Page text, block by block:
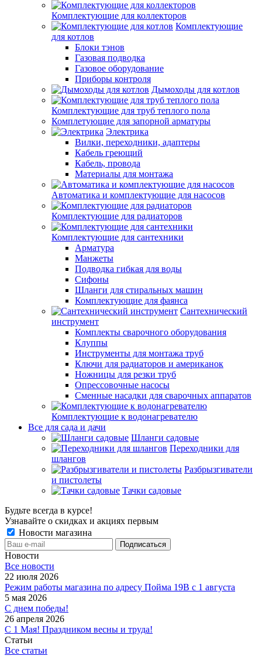
Комплектующие для коллекторов
Комплектующие
для котлов
Блоки тэнов
Газовая подводка
Газовое оборудование
Приборы контроля
Дымоходы для котлов
Комплектующие для труб теплого пола
Комплетующие для запорной арматуры
Электрика
Вилки, переходники, адаптеры
Кабель греющий
Кабель, провода
Материалы для монтажа
Автоматика и комплектующие для насосов
Комплектующие для радиаторов
Комплектующие для сантехники
Арматура
Манжеты
Подводка гибкая для воды
Сифоны
Шланги для стиральных машин
Комплектующие для фаянса
Сантехнический
инструмент
Комплекты сварочного оборудования
Клуппы
Инструменты для монтажа труб
Ключи для радиаторов и американок
Ножницы для резки труб
Опрессовочные насосы
Сменные насадки для сварочных аппаратов
Комплектующие к водонагревателю
Все для сада и дачи
Шланги садовые
Переходники для
шлангов
Разбрызгиватели
и пистолеты
Тачки садовые
Будьте всегда в курсе!
Узнавайте о скидках и акциях первым
Новости магазина
Новости
Все новости
22 июля 2026
Режим работы магазина по адресу Пойма 19В с 1 августа
5 мая 2026
С днем победы!
26 апреля 2026
С 1 Мая! Праздником весны и труда!
Статьи
Все статьи